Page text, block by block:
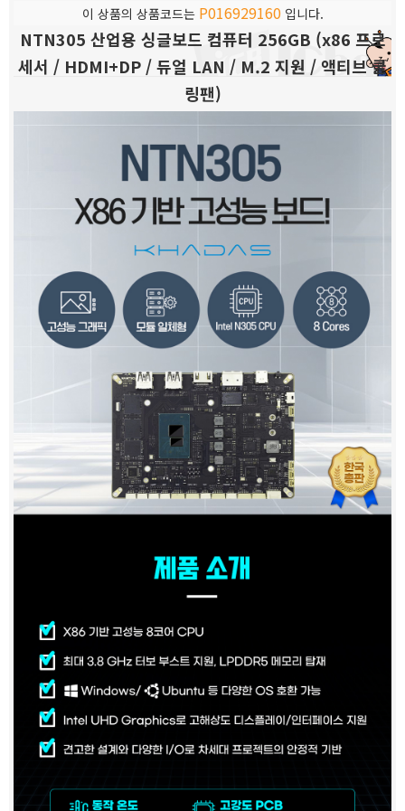
이 상품의 상품코드는 P016929160입니다.
NTN305 산업용 싱글보드 컴퓨터 256GB (x86 프로
세서 / HDMI+DP / 듀얼 LAN / M.2 지원 / 액티브 쿨
링팬)